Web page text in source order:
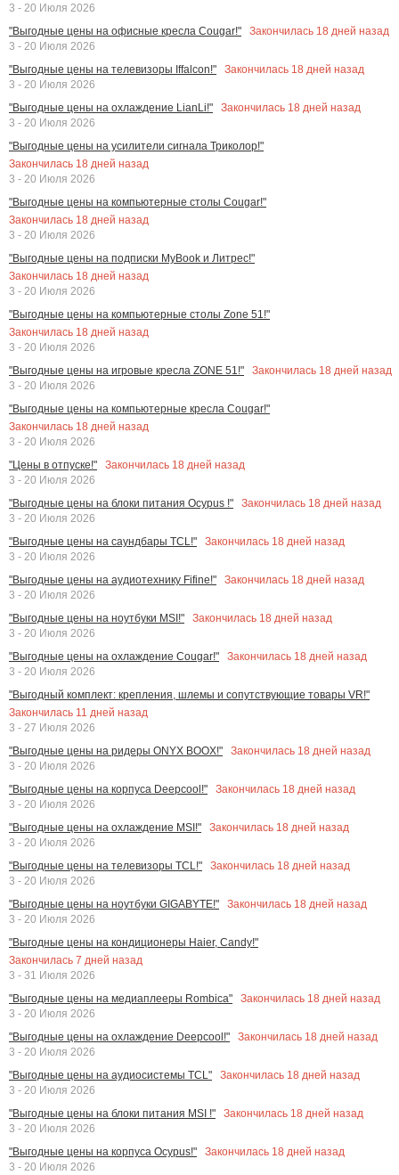
3 - 20 Июля 2026
"Выгодные цены на офисные кресла Cougar!"
Закончилась 18 дней назад
3 - 20 Июля 2026
"Выгодные цены на телевизоры Iffalcon!"
Закончилась 18 дней назад
3 - 20 Июля 2026
"Выгодные цены на охлаждение LianLi!"
Закончилась 18 дней назад
3 - 20 Июля 2026
"Выгодные цены на усилители сигнала Триколор!"
Закончилась 18 дней назад
3 - 20 Июля 2026
"Выгодные цены на компьютерные столы Cougar!"
Закончилась 18 дней назад
3 - 20 Июля 2026
"Выгодные цены на подписки MyBook и Литрес!"
Закончилась 18 дней назад
3 - 20 Июля 2026
"Выгодные цены на компьютерные столы Zone 51!"
Закончилась 18 дней назад
3 - 20 Июля 2026
"Выгодные цены на игровые кресла ZONE 51!"
Закончилась 18 дней назад
3 - 20 Июля 2026
"Выгодные цены на компьютерные кресла Cougar!"
Закончилась 18 дней назад
3 - 20 Июля 2026
"Цены в отпуске!"
Закончилась 18 дней назад
3 - 20 Июля 2026
"Выгодные цены на блоки питания Ocypus !"
Закончилась 18 дней назад
3 - 20 Июля 2026
"Выгодные цены на саундбары TCL!"
Закончилась 18 дней назад
3 - 20 Июля 2026
"Выгодные цены на аудиотехнику Fifine!"
Закончилась 18 дней назад
3 - 20 Июля 2026
"Выгодные цены на ноутбуки MSI!"
Закончилась 18 дней назад
3 - 20 Июля 2026
"Выгодные цены на охлаждение Cougar!"
Закончилась 18 дней назад
3 - 20 Июля 2026
"Выгодный комплект: крепления, шлемы и сопутствующие товары VR!"
Закончилась 11 дней назад
3 - 27 Июля 2026
"Выгодные цены на ридеры ONYX BOOX!"
Закончилась 18 дней назад
3 - 20 Июля 2026
"Выгодные цены на корпуса Deepcool!"
Закончилась 18 дней назад
3 - 20 Июля 2026
"Выгодные цены на охлаждение MSI!"
Закончилась 18 дней назад
3 - 20 Июля 2026
"Выгодные цены на телевизоры TCL!"
Закончилась 18 дней назад
3 - 20 Июля 2026
"Выгодные цены на ноутбуки GIGABYTE!"
Закончилась 18 дней назад
3 - 20 Июля 2026
"Выгодные цены на кондиционеры Haier, Candy!"
Закончилась 7 дней назад
3 - 31 Июля 2026
"Выгодные цены на медиаплееры Rombica"
Закончилась 18 дней назад
3 - 20 Июля 2026
"Выгодные цены на охлаждение Deepcool!"
Закончилась 18 дней назад
3 - 20 Июля 2026
"Выгодные цены на аудиосистемы TCL"
Закончилась 18 дней назад
3 - 20 Июля 2026
"Выгодные цены на блоки питания MSI !"
Закончилась 18 дней назад
3 - 20 Июля 2026
"Выгодные цены на корпуса Ocypus!"
Закончилась 18 дней назад
3 - 20 Июля 2026